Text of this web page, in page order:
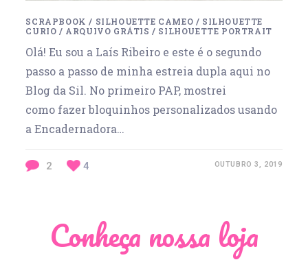
SCRAPBOOK / SILHOUETTE CAMEO / SILHOUETTE
CURIO / ARQUIVO GRÁTIS / SILHOUETTE PORTRAIT
Olá! Eu sou a Laís Ribeiro e este é o segundo
passo a passo de minha estreia dupla aqui no
Blog da Sil. No primeiro PAP, mostrei
como fazer bloquinhos personalizados usando
a Encadernadora…
2 4 OUTUBRO 3, 2019
Conheça nossa loja